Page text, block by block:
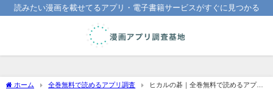
読みたい漫画を載せてるアプリ・電子書籍サービスがすぐに見つかる
ホーム 全巻無料で読めるアプリ調査
ヒカルの碁｜全巻無料で読めるアプリ